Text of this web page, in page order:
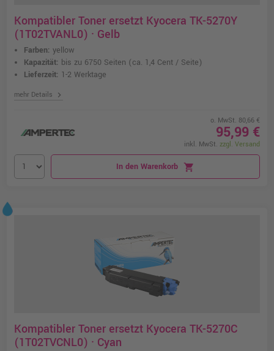
Kompatibler Toner ersetzt Kyocera TK-5270Y
(1T02TVANL0) · Gelb
Farben: yellow
Kapazität: bis zu 6750 Seiten (ca. 1,4 Cent / Seite)
Lieferzeit: 1-2 Werktage
mehr Details chevron_right
o. MwSt. 80,66 €
95,99 €
inkl. MwSt. zzgl. Versand
In den Warenkorb shopping_cart
Kompatibler Toner ersetzt Kyocera TK-5270C
(1T02TVCNL0) · Cyan